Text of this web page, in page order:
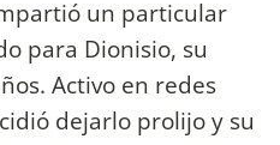
un particular
para Dionisio, su
Activo en redes
dejarlo prolijo y su